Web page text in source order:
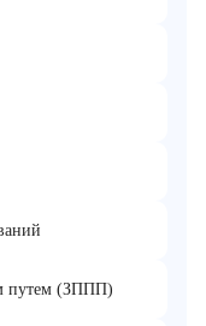
путем (ЗППП)